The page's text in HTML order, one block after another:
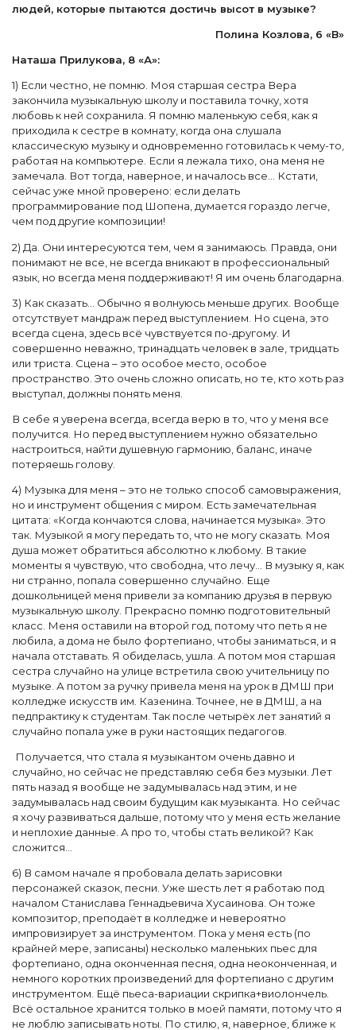
людей, которые пытаются достичь высот в музыке?
Полина Козлова, 6 «В»
Наташа Прилукова, 8 «А»:
1) Если честно, не помню. Моя старшая сестра Вера
закончила музыкальную школу и поставила точку, хотя
любовь к ней сохранила. Я помню маленькую себя, как я
приходила к сестре в комнату, когда она слушала
классическую музыку и одновременно готовилась к чему-то,
работая на компьютере. Если я лежала тихо, она меня не
замечала. Вот тогда, наверное, и началось все... Кстати,
сейчас уже мной проверено: если делать
программирование под Шопена, думается гораздо легче,
чем под другие композиции!
2) Да. Они интересуются тем, чем я занимаюсь. Правда, они
понимают не все, не всегда вникают в профессиональный
язык, но всегда меня поддерживают! Я им очень благодарна.
3) Как сказать... Обычно я волнуюсь меньше других. Вообще
отсутствует мандраж перед выступлением. Но сцена, это
всегда сцена, здесь всё чувствуется по-другому. И
совершенно неважно, тринадцать человек в зале, тридцать
или триста. Сцена – это особое место, особое
пространство. Это очень сложно описать, но те, кто хоть раз
выступал, должны понять меня.
В себе я уверена всегда, всегда верю в то, что у меня все
получится. Но перед выступлением нужно обязательно
настроиться, найти душевную гармонию, баланс, иначе
потеряешь голову.
4) Музыка для меня – это не только способ самовыражения,
но и инструмент общения с миром. Есть замечательная
цитата: «Когда кончаются слова, начинается музыка». Это
так. Музыкой я могу передать то, что не могу сказать. Моя
душа может обратиться абсолютно к любому. В такие
моменты я чувствую, что свободна, что лечу... В музыку я, как
ни странно, попала совершенно случайно. Еще
дошкольницей меня привели за компанию друзья в первую
музыкальную школу. Прекрасно помню подготовительный
класс. Меня оставили на второй год, потому что петь я не
любила, а дома не было фортепиано, чтобы заниматься, и я
начала отставать. Я обиделась, ушла. А потом моя старшая
сестра случайно на улице встретила свою учительницу по
музыке. А потом за ручку привела меня на урок в ДМШ при
колледже искусств им. Казенина. Точнее, не в ДМШ, а на
педпрактику к студентам. Так после четырёх лет занятий я
случайно попала уже в руки настоящих педагогов.
Получается, что стала я музыкантом очень давно и
случайно, но сейчас не представляю себя без музыки. Лет
пять назад я вообще не задумывалась над этим, и не
задумывалась над своим будущим как музыканта. Но сейчас
я хочу развиваться дальше, потому что у меня есть желание
и неплохие данные. А про то, чтобы стать великой? Как
сложится...
6) В самом начале я пробовала делать зарисовки
персонажей сказок, песни. Уже шесть лет я работаю под
началом Станислава Геннадьевича Хусаинова. Он тоже
композитор, преподаёт в колледже и невероятно
импровизирует за инструментом. Пока у меня есть (по
крайней мере, записаны) несколько маленьких пьес для
фортепиано, одна оконченная песня, одна неоконченная, и
немного коротких произведений для фортепиано с другим
инструментом. Ещё пьеса-вариации скрипка+виолончель.
Всё остальное хранится только в моей памяти, потому что я
не люблю записывать ноты. По стилю, я, наверное, ближе к